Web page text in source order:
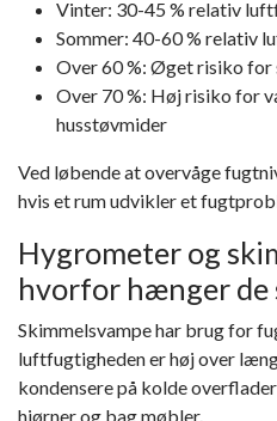
Vinter: 30-45 % relativ
Sommer: 40-60 % relativ
Over 60 %: Øget risiko for
Over 70 %: Høj risiko for
husstøvmider
Ved løbende at overvåge
hvis et rum udvikler et
Hygrometer og
hvorfor hænger de
Skimmelsvampe har brug for
luftfugtigheden er høj over
kondensere på kolde
hjørner og bag møbler.